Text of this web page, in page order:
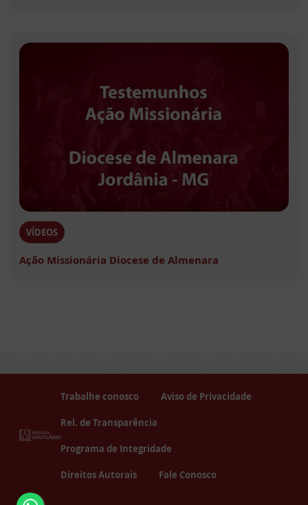
VÍDEOS
Ação Missionária Diocese de Almenara
Trabalhe conosco Aviso de Privacidade
Rel. de Transparência
Programa de Integridade
Direitos Autorais Fale Conosco